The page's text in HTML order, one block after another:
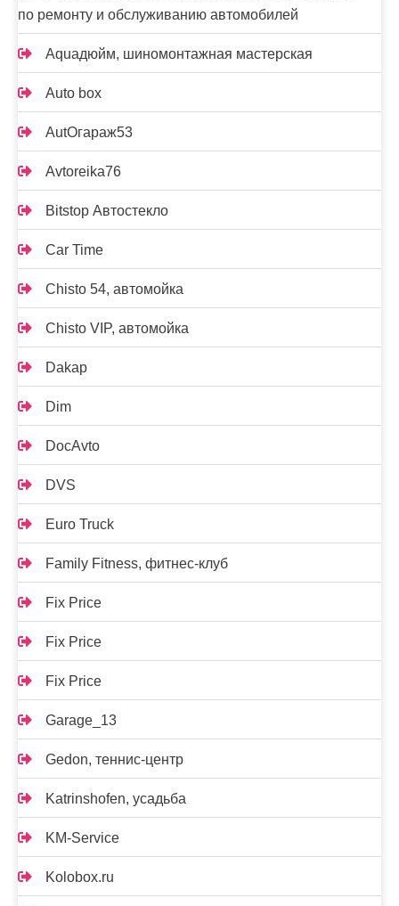
по ремонту и обслуживанию автомобилей
Aquaдюйм, шиномонтажная мастерская
Auto box
AutOгараж53
Avtoreika76
Bitstop Автостекло
Car Time
Chisto 54, автомойка
Chisto VIP, автомойка
Dakap
Dim
DocAvto
DVS
Euro Truck
Family Fitness, фитнес-клуб
Fix Price
Fix Price
Fix Price
Garage_13
Gedon, теннис-центр
Katrinshofen, усадьба
KM-Service
Kolobox.ru